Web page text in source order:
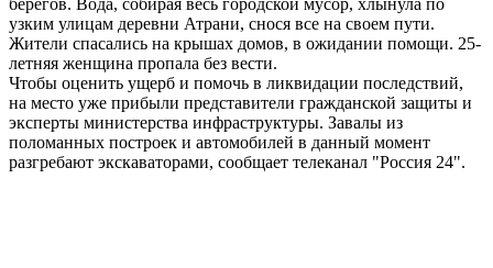
узким улицам деревни Атрани, снося все на своем пути.
Жители спасались на крышах домов, в ожидании помощи. 25-
летняя женщина пропала без вести.
Чтобы оценить ущерб и помочь в ликвидации последствий,
на место уже прибыли представители гражданской защиты и
эксперты министерства инфраструктуры. Завалы из
поломанных построек и автомобилей в данный момент
разгребают экскаваторами, сообщает телеканал "Россия 24".